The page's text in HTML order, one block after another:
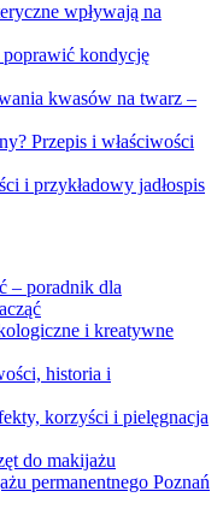
wpływają na
kondycję
kwasów na twarz –
Przepis i właściwości
i przykładowy jadłospis
– poradnik dla
i kreatywne
historia i
korzyści i pielęgnacja
do makijażu
permanentnego Poznań